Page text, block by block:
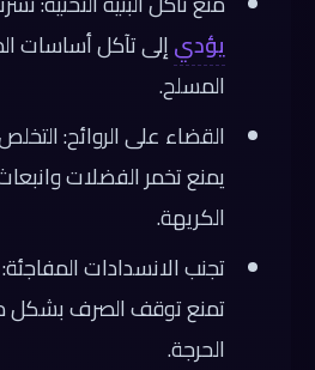
يؤديإلى تآكل أساسات
المسلح.
القضاء على الروائح:
يمنع تخمر الفضلات
الكريهة.
تجنب الانسدادات المفاجئة:
تمنع توقف الصرف بشكل
الحرجة.